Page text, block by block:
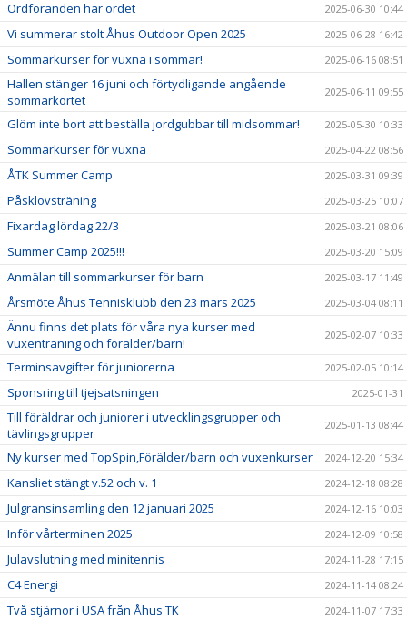
Ordföranden har ordet 2025-06-30 10:44
Vi summerar stolt Åhus Outdoor Open 2025 2025-06-28 16:42
Sommarkurser för vuxna i sommar! 2025-06-16 08:51
Hallen stänger 16 juni och förtydligande angående
sommarkortet
2025-06-11 09:55
Glöm inte bort att beställa jordgubbar till midsommar! 2025-05-30 10:33
Sommarkurser för vuxna 2025-04-22 08:56
ÅTK Summer Camp 2025-03-31 09:39
Påsklovsträning 2025-03-25 10:07
Fixardag lördag 22/3 2025-03-21 08:06
Summer Camp 2025!!! 2025-03-20 15:09
Anmälan till sommarkurser för barn 2025-03-17 11:49
Årsmöte Åhus Tennisklubb den 23 mars 2025 2025-03-04 08:11
Ännu finns det plats för våra nya kurser med
vuxenträning och förälder/barn!
2025-02-07 10:33
Terminsavgifter för juniorerna 2025-02-05 10:14
Sponsring till tjejsatsningen 2025-01-31
Till föräldrar och juniorer i utvecklingsgrupper och
tävlingsgrupper
2025-01-13 08:44
Ny kurser med TopSpin,Förälder/barn och vuxenkurser 2024-12-20 15:34
Kansliet stängt v.52 och v. 1 2024-12-18 08:28
Julgransinsamling den 12 januari 2025 2024-12-16 10:03
Inför vårterminen 2025 2024-12-09 10:58
Julavslutning med minitennis 2024-11-28 17:15
C4 Energi 2024-11-14 08:24
Två stjärnor i USA från Åhus TK 2024-11-07 17:33